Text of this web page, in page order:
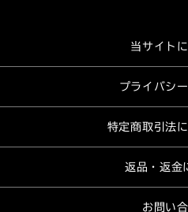
当サイト
プライバシ
特定商取引法
返品・返金
お問い